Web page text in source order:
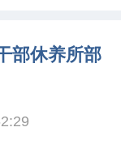
部休养所部